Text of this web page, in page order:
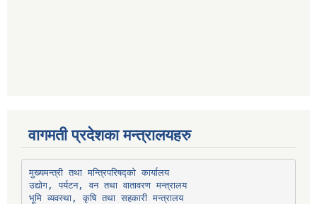
वागमती प्रदेशका मन्त्रालयहरु
मुख्यमन्त्री तथा मन्त्रिपरिषद्को कार्यालय
उद्योग, पर्यटन, वन तथा वातावरण मन्त्रालय
भूमि व्यवस्था, कृषि तथा सहकारी मन्त्रालय